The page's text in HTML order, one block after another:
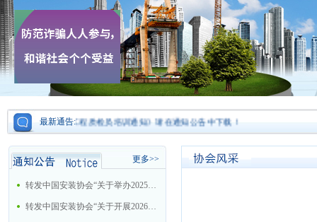
最新通告:
《机电工程质检员培训通知》请在通知公告中下载！
更多>>
转发中国安装协会“关于举办2025年大型机电安装企业总工程师培训班的通知”
转发中国安装协会“关于开展2026年中国安装协会科学技术进步奖评选活动的通知”